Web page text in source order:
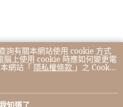
詢有關本網站使用 cookie 方式
腦上使用 cookie 時應如何變更電
網站「 隱私權條款 」之 Cookie
示您同意本公司得按本網站使
我知道了